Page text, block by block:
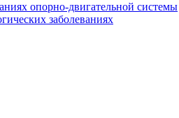
опорно-двигательной системы
заболеваниях